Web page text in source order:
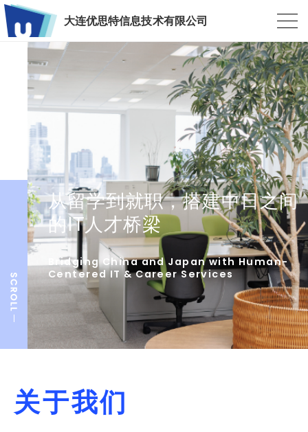
大连优思特信息技术有限公司
从留学到就职，搭建中日之间
的IT人才桥梁
Bridging China and Japan with Human-
Centered IT & Career Services
关于我们